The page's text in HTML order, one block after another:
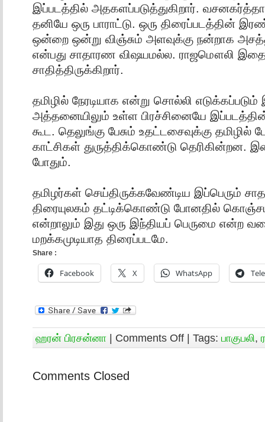
இப்படத்தில் அதகளப்படுத்துகிறார்.
தனியே ஒரு பாராட்டு. ஒரு திரைப்படத்தின்
ஒன்றை ஒன்று விஞ்சும் அளவுக்கு நன்றாக
என்பது சாதாரண விஷயமல்ல. ராஜமௌலி
சாதித்திருக்கிறார்.
தமிழில் நேரடியாக என்று சொல்லி
அத்தனையிலும் உள்ள பிரச்சினையே இப்படத்தின்
கூட. தெலுங்கு பேசும் உதட்டசைவுக்கு தமிழில்
காட்சிகள் துருத்திக்கொண்டு தெரிகின்றன.
போதும்.
தமிழர்கள் செய்திருக்கவேண்டிய இப்பெரும்
திரையுலகம் தட்டிக்கொண்டு போனதில்
என்றாலும் இது ஒரு இந்தியப் பெருமை என்ற
மறக்கமுடியாத திரைப்படமே.
Share :
Facebook X WhatsApp
ஹரன் பிரசன்னா | Comments Off | Tags: பாகுபலி,
Comments Closed